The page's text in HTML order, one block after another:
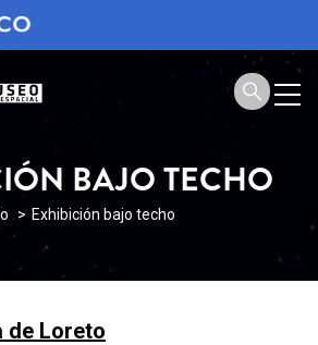
BAJO TECHO
Exhibición bajo techo
de Loreto